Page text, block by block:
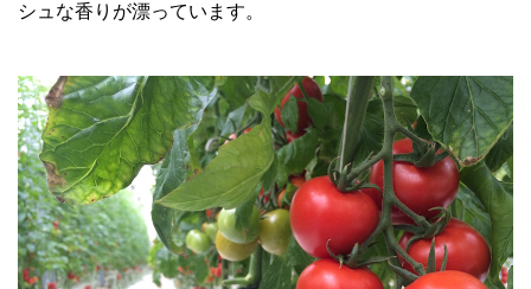
シュな香りが漂っています。